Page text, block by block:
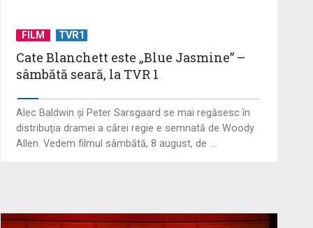
Spectacol total la TVR: David
Popovici și tricolorii luptă pentru
aur la ...
FILM TVR1
Cate Blanchett este „Blue Jasmine” –
sâmbătă seară, la TVR 1
Alec Baldwin şi Peter Sarsgaard se mai regăsesc în
distribuţia dramei a cărei regie e semnată de Woody
Allen. Vedem filmul sâmbătă, 8 august, de ...